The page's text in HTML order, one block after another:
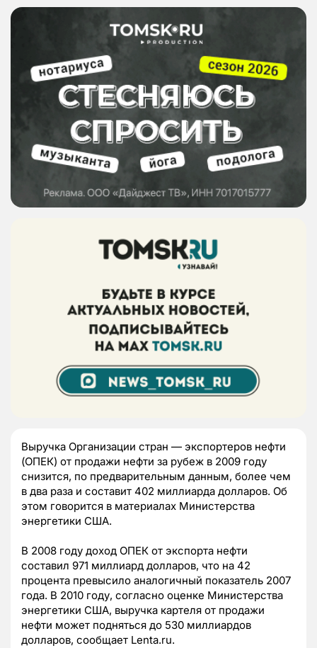
Выручка Организации стран — экспортеров нефти
(ОПЕК) от продажи нефти за рубеж в 2009 году
снизится, по предварительным данным, более чем
в два раза и составит 402 миллиарда долларов. Об
этом говорится в материалах Министерства
энергетики США.
В 2008 году доход ОПЕК от экспорта нефти
составил 971 миллиард долларов, что на 42
процента превысило аналогичный показатель 2007
года. В 2010 году, согласно оценке Министерства
энергетики США, выручка картеля от продажи
нефти может подняться до 530 миллиардов
долларов, сообщает Lenta.ru.